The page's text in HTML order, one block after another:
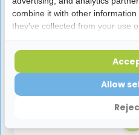
Elmex Leertandenborstel
2,75
combine it with other
they've collected from your use
Allow